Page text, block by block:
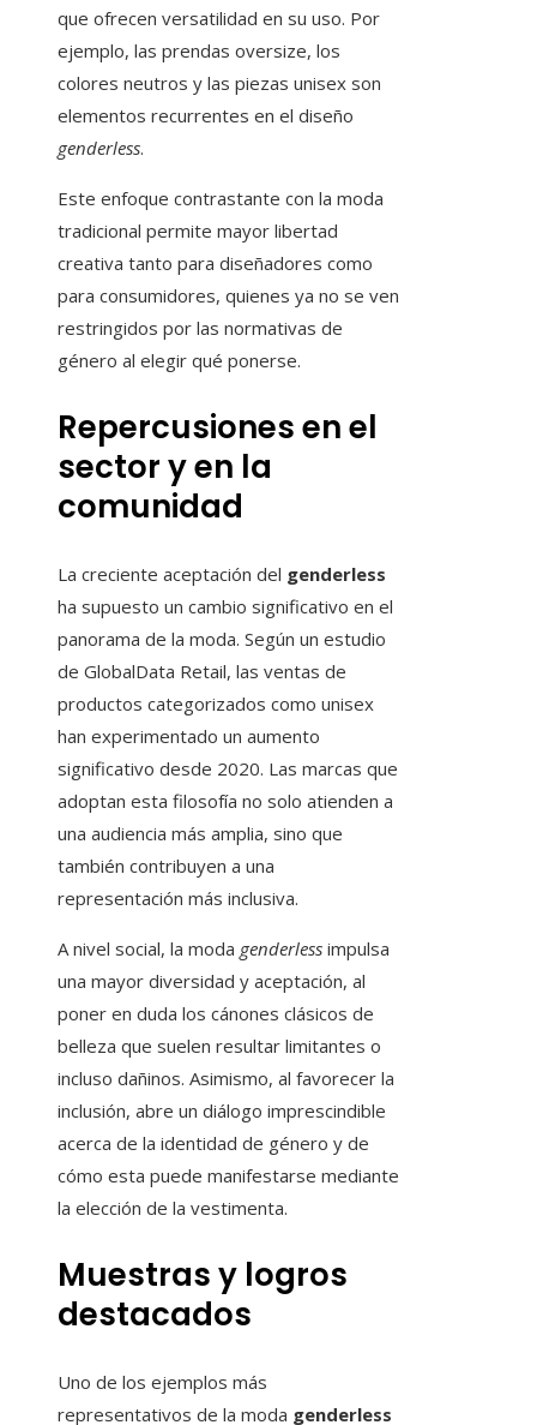
que ofrecen versatilidad en su uso. Por
ejemplo, las prendas oversize, los
colores neutros y las piezas unisex son
elementos recurrentes en el diseño
genderless.
Este enfoque contrastante con la moda
tradicional permite mayor libertad
creativa tanto para diseñadores como
para consumidores, quienes ya no se ven
restringidos por las normativas de
género al elegir qué ponerse.
Repercusiones en el
sector y en la
comunidad
La creciente aceptación del genderless
ha supuesto un cambio significativo en el
panorama de la moda. Según un estudio
de GlobalData Retail, las ventas de
productos categorizados como unisex
han experimentado un aumento
significativo desde 2020. Las marcas que
adoptan esta filosofía no solo atienden a
una audiencia más amplia, sino que
también contribuyen a una
representación más inclusiva.
A nivel social, la moda genderless impulsa
una mayor diversidad y aceptación, al
poner en duda los cánones clásicos de
belleza que suelen resultar limitantes o
incluso dañinos. Asimismo, al favorecer la
inclusión, abre un diálogo imprescindible
acerca de la identidad de género y de
cómo esta puede manifestarse mediante
la elección de la vestimenta.
Muestras y logros
destacados
Uno de los ejemplos más
representativos de la moda genderless